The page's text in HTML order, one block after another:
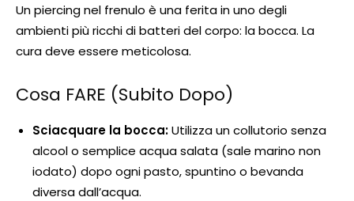
Un piercing nel frenulo è una ferita in uno degli
ambienti più ricchi di batteri del corpo: la bocca. La
cura deve essere meticolosa.
Cosa FARE (Subito Dopo)
Sciacquare la bocca:Utilizza un collutorio senza
alcool o semplice acqua salata (sale marino non
iodato) dopo ogni pasto, spuntino o bevanda
diversa dall’acqua.